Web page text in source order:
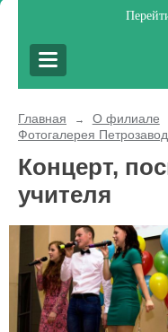
Главная → О филиале
Фотогалерея
Концерт,
учителя